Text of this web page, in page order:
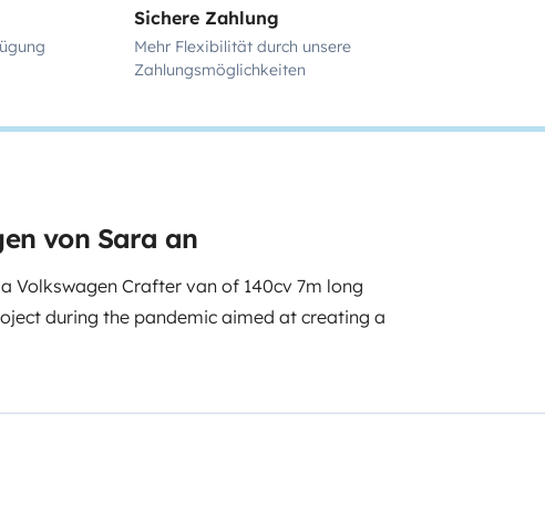
Sichere Zahlung
Mehr Flexibilität durch unsere
Zahlungsmöglichkeiten
von Sara an
Volkswagen Crafter van of 140cv 7m long
during the pandemic aimed at creating a
bathroom withshower and hot water